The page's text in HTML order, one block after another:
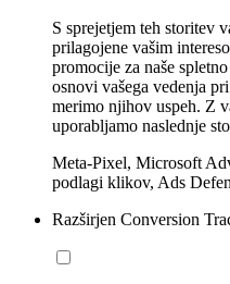
S sprejetjem teh storitev
prilagojene vašim
promocije za naše
osnovi vašega vedenja
merimo njihov uspeh. Z
uporabljamo naslednje
Meta-Pixel, Microsoft
podlagi klikov, Ads
Razširjen Conversion